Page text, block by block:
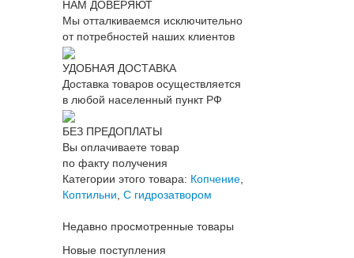
НАМ ДОВЕРЯЮТ
Мы отталкиваемся исключительно
от потребностей наших клиентов
УДОБНАЯ ДОСТАВКА
Доставка товаров осуществляется
в любой населенный пункт РФ
БЕЗ ПРЕДОПЛАТЫ
Вы оплачиваете товар
по факту получения
Категории этого товара: Копчение
Коптильни С гидрозатвором
Недавно просмотренные товары
Новые поступления